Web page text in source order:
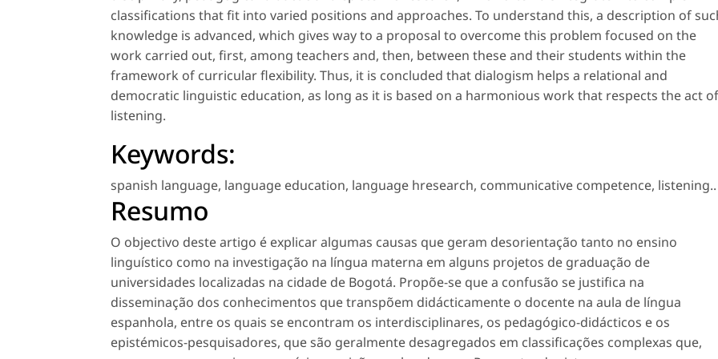
classifications that fit into varied positions and approaches. To understand this, a description of
knowledge is advanced, which gives way to a proposal to overcome this problem focused on the
work carried out, first, among teachers and, then, between these and their students within the
framework of curricular flexibility. Thus, it is concluded that dialogism helps a relational and
democratic linguistic education, as long as it is based on a harmonious work that respects the act of
listening.
Keywords:
spanish language, language education, language hresearch, communicative competence, listening..
Resumo
O objectivo deste artigo é explicar algumas causas que geram desorientação tanto no ensino
linguístico como na investigação na língua materna em alguns projetos de graduação de
universidades localizadas na cidade de Bogotá. Propõe-se que a confusão se justifica na
disseminação dos conhecimentos que transpõem didácticamente o docente na aula de língua
espanhola, entre os quais se encontram os interdisciplinares, os pedagógico-didácticos e os
epistémicos-pesquisadores, que são geralmente desagregados em classificações complexas que,